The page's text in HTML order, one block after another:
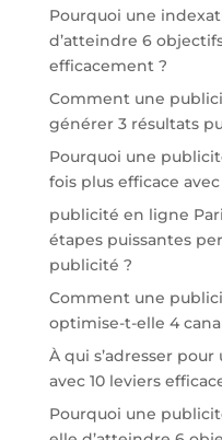
Pourquoi une
d’atteindre 6
efficacement ?
Comment une
générer 3 résultats
Pourquoi une
fois plus efficace
publicité en ligne
étapes puissantes
publicité ?
Comment une
optimise-t-elle 4
À qui s’adresser
avec 10 leviers
Pourquoi une